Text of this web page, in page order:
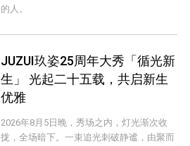
的人。
JUZUI玖姿25周年大秀「循光新
生」 光起二十五载，共启新生
优雅
2026年8月5日晚，秀场之内，灯光渐次收
拢，全场暗下。一束追光刺破静谧，由聚而